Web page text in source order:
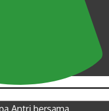
Antri bersama